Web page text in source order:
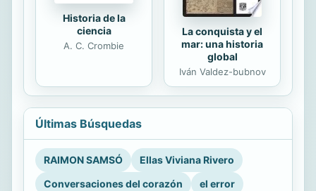
Historia de la
ciencia
A. C. Crombie
La conquista y el
mar: una historia
global
Iván Valdez-bubnov
Últimas Búsquedas
RAIMON SAMSÓ
Ellas Viviana Rivero
Conversaciones del corazón
el error